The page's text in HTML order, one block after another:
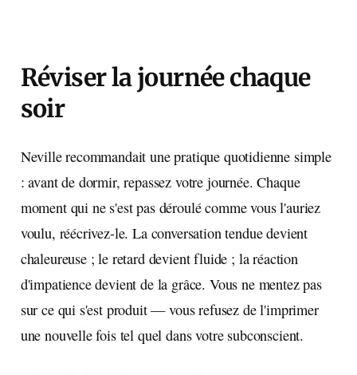
Réviser la journée chaque
soir
Neville recommandait une pratique quotidienne simple
: avant de dormir, repassez votre journée. Chaque
moment qui ne s'est pas déroulé comme vous l'auriez
voulu, réécrivez-le. La conversation tendue devient
chaleureuse ; le retard devient fluide ; la réaction
d'impatience devient de la grâce. Vous ne mentez pas
sur ce qui s'est produit — vous refusez de l'imprimer
une nouvelle fois tel quel dans votre subconscient.